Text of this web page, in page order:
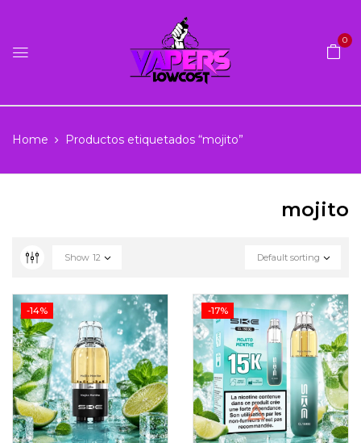
0
Home Productos etiquetados “mojito”
mojito
Default sorting
Show 12
-14% -17%